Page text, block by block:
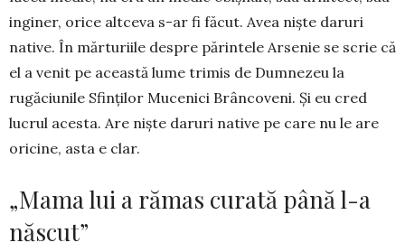
inginer, orice alt­ce­va s-ar fi făcut. Avea nişte daruri
native. În măr­turiile despre părintele Arsenie se scrie că
el a venit pe această lume trimis de Dumnezeu la
rugăciunile Sfinţilor Mucenici Brâncoveni. Și eu cred
lucrul acesta. Are nişte daruri native pe care nu le are
ori­cine, asta e clar.
„Mama lui a rămas curată până l-a
născut”